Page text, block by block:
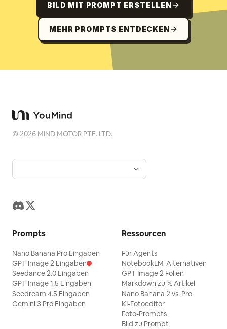
BILD MIT PROMPT ERSTELLEN
MEHR PROMPTS ENTDECKEN
©2026 MIND MOTOR PTE. LTD.
Prompts
Nano Banana Pro Eingaben
GPT Image 2 Eingaben
Seedance 2.0 Eingaben
GPT Image 1.5 Eingaben
Seedream 4.5 Eingaben
Gemini 3 Pro Eingaben
Ressourcen
Für Agents
NotebookLM-Alternativen
GPT Image 2 Folien
Markdown zu 𝕏 Artikel
Nano Banana 2 vs. Pro
KI-Fotoeditor
Foto-Prompts
Bild zu Prompt